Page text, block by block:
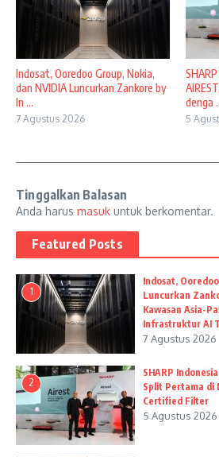
Indosat, Ooredoo Group, Nokia,
dan NVIDIA Luncurkan Zankore by
In ...
7 Agustus 2026
denga
5
Tinggalkan Balasan
Anda harus masuk untuk berkomentar.
Featured Posts
1
Indosat,
Luncurkan
Kawasan Asia-
Infrastruktur AI
7 Agustus 2026
2
SHARP
Split Pertama di
Certified Filter
5 Agustus 2026